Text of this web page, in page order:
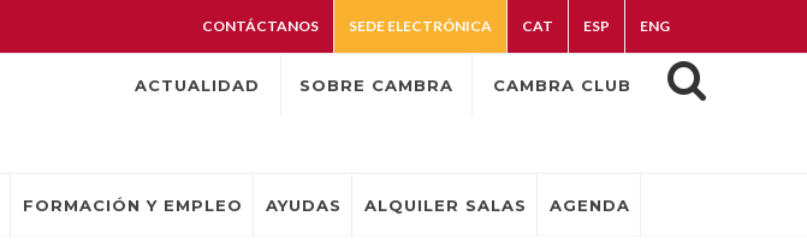
CONTÁCTANOS SEDE ELECTRÓNICA CAT ESP ENG
ACTUALIDAD SOBRE CAMBRA CAMBRA CLUB
FORMACIÓN Y EMPLEO AYUDAS ALQUILER SALAS AGENDA